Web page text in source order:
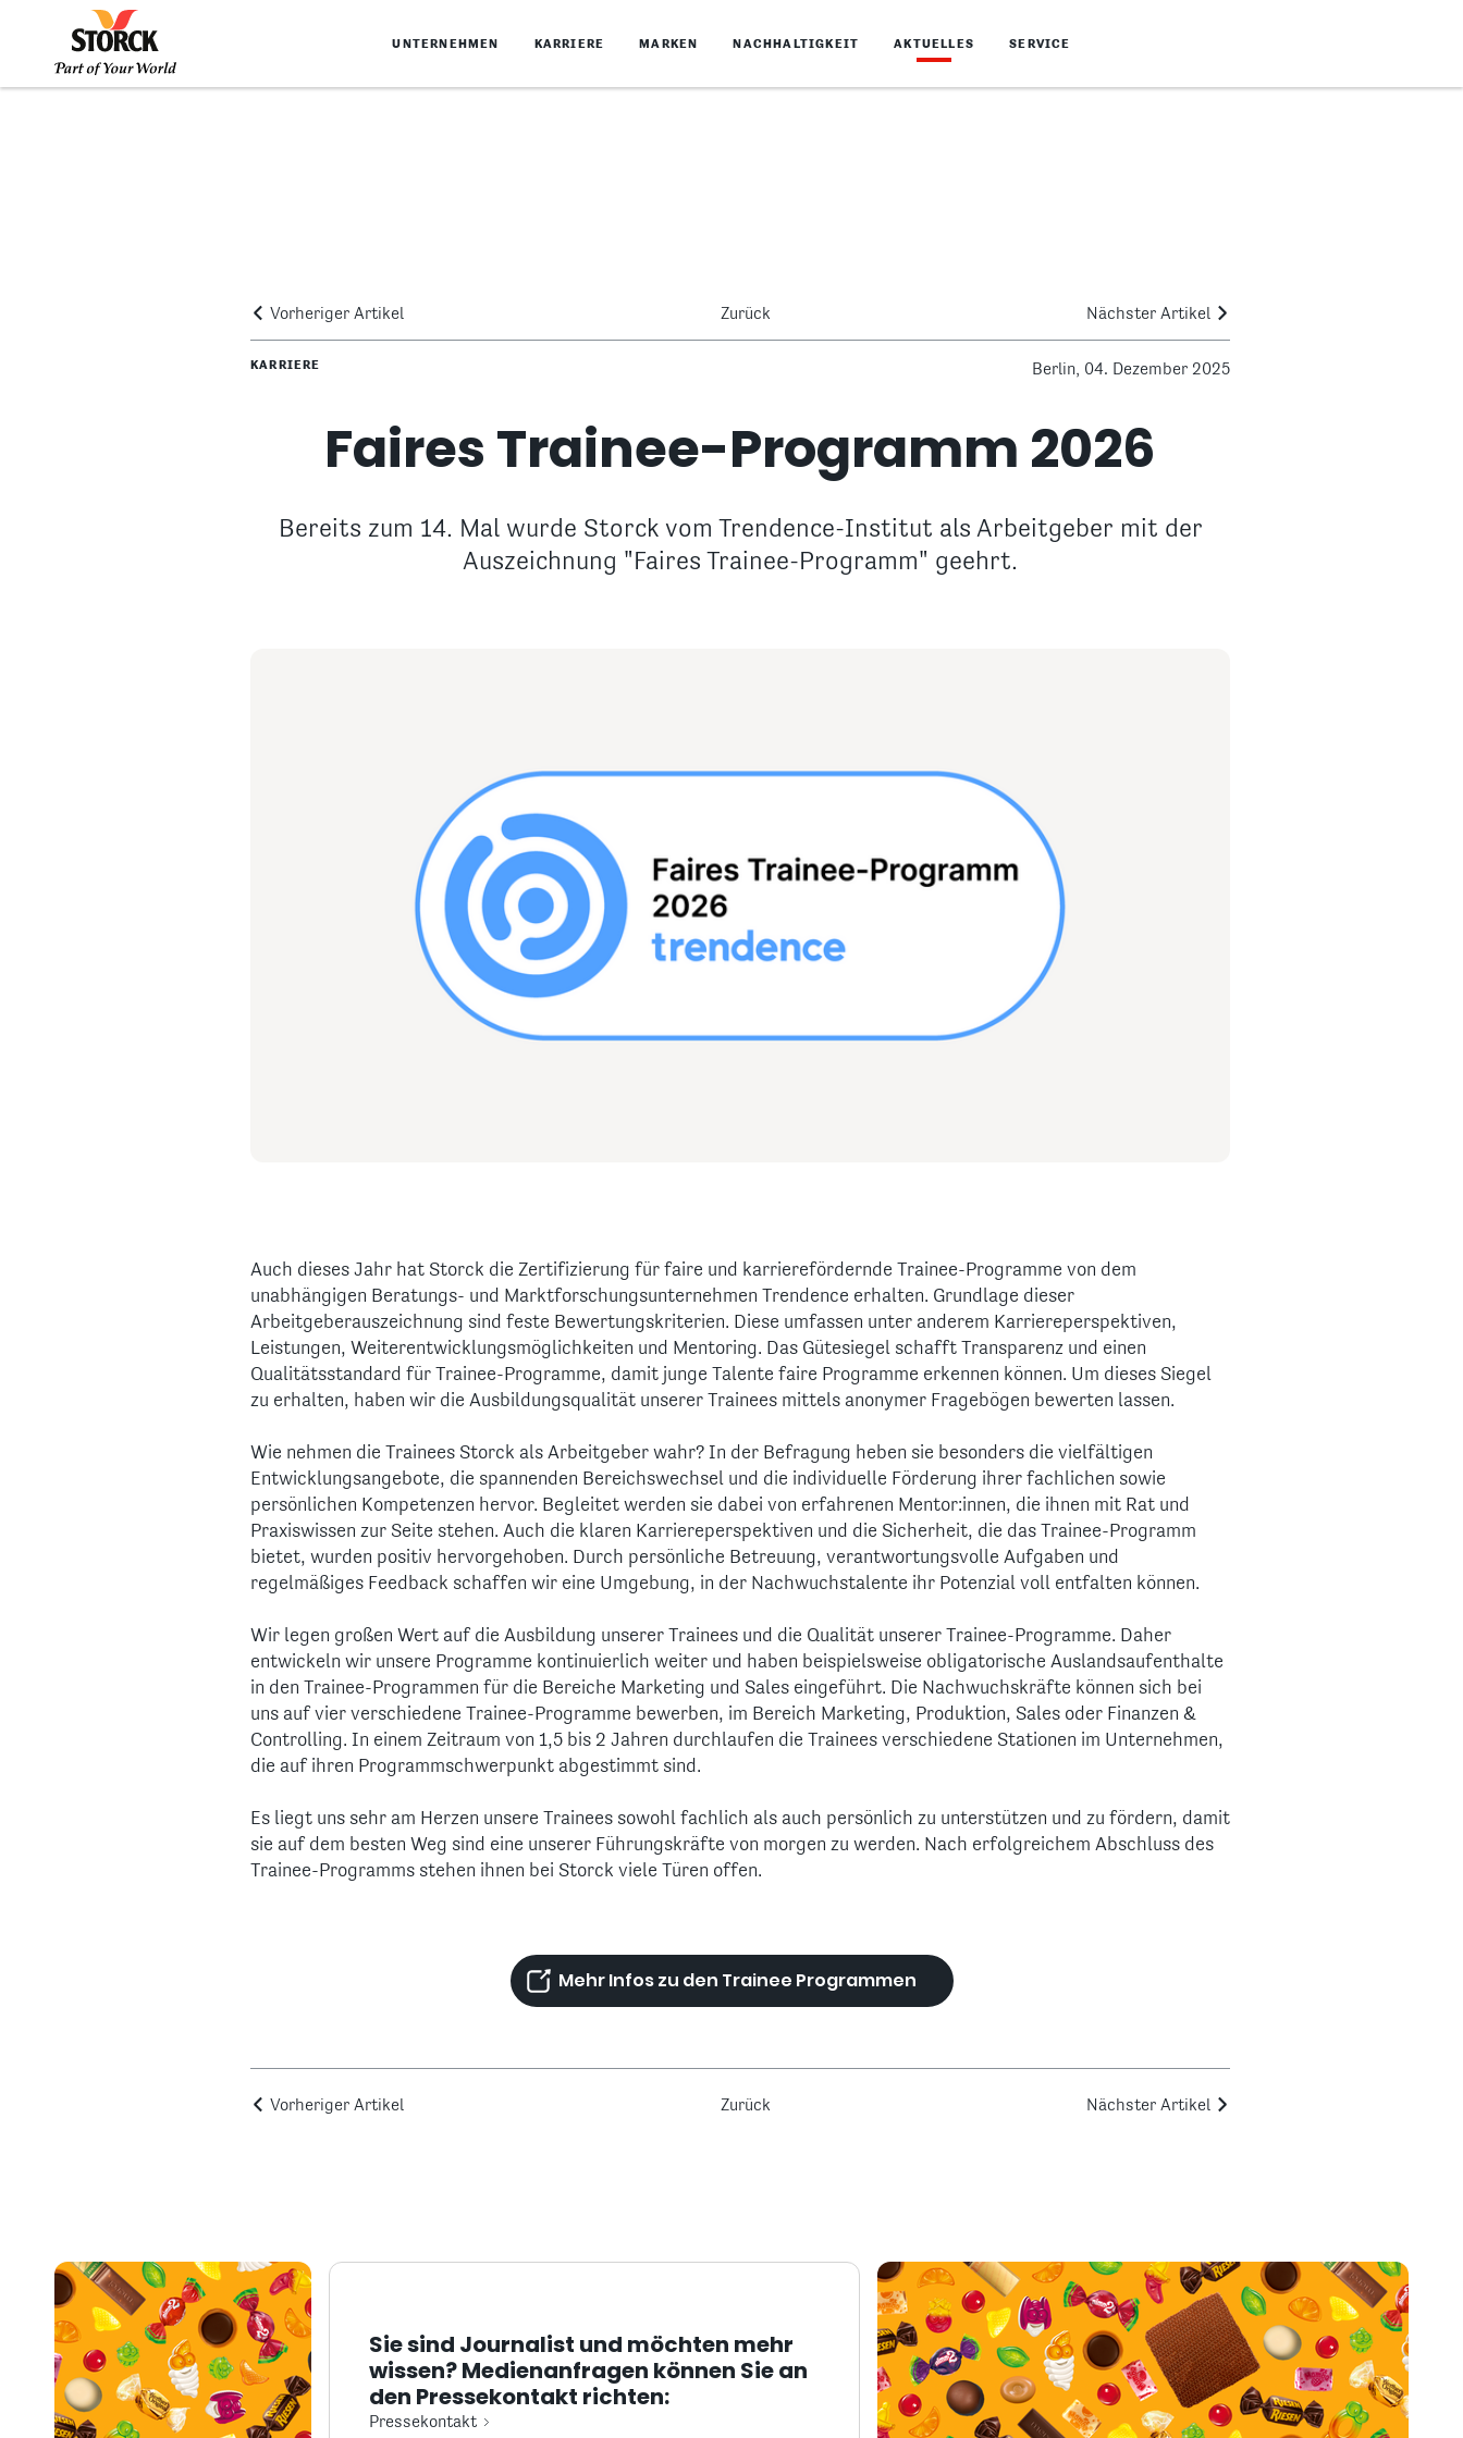
UNTERNEHMEN KARRIERE MARKEN NACHHALTIGKEIT AKTUELLES SERVICE
Vorheriger Artikel Zurück Nächster Artikel
KARRIERE Berlin, 04. Dezember 2025
Faires Trainee-Programm 2026
Bereits zum 14. Mal wurde Storck vom Trendence-Institut als Arbeitgeber mit der
Auszeichnung "Faires Trainee-Programm" geehrt.
Auch dieses Jahr hat Storck die Zertifizierung für faire und karrierefördernde Trainee-Programme von dem
unabhängigen Beratungs- und Marktforschungsunternehmen Trendence erhalten. Grundlage dieser
Arbeitgeberauszeichnung sind feste Bewertungskriterien. Diese umfassen unter anderem Karriereperspektiven,
Leistungen, Weiterentwicklungsmöglichkeiten und Mentoring. Das Gütesiegel schafft Transparenz und einen
Qualitätsstandard für Trainee-Programme, damit junge Talente faire Programme erkennen können. Um dieses Siegel
zu erhalten, haben wir die Ausbildungsqualität unserer Trainees mittels anonymer Fragebögen bewerten lassen.
Wie nehmen die Trainees Storck als Arbeitgeber wahr? In der Befragung heben sie besonders die vielfältigen
Entwicklungsangebote, die spannenden Bereichswechsel und die individuelle Förderung ihrer fachlichen sowie
persönlichen Kompetenzen hervor. Begleitet werden sie dabei von erfahrenen Mentor:innen, die ihnen mit Rat und
Praxiswissen zur Seite stehen. Auch die klaren Karriereperspektiven und die Sicherheit, die das Trainee-Programm
bietet, wurden positiv hervorgehoben. Durch persönliche Betreuung, verantwortungsvolle Aufgaben und
regelmäßiges Feedback schaffen wir eine Umgebung, in der Nachwuchstalente ihr Potenzial voll entfalten können.
Wir legen großen Wert auf die Ausbildung unserer Trainees und die Qualität unserer Trainee-Programme. Daher
entwickeln wir unsere Programme kontinuierlich weiter und haben beispielsweise obligatorische Auslandsaufenthalte
in den Trainee-Programmen für die Bereiche Marketing und Sales eingeführt. Die Nachwuchskräfte können sich bei
uns auf vier verschiedene Trainee-Programme bewerben, im Bereich Marketing, Produktion, Sales oder Finanzen &
Controlling. In einem Zeitraum von 1,5 bis 2 Jahren durchlaufen die Trainees verschiedene Stationen im Unternehmen,
die auf ihren Programmschwerpunkt abgestimmt sind.
Es liegt uns sehr am Herzen unsere Trainees sowohl fachlich als auch persönlich zu unterstützen und zu fördern, damit
sie auf dem besten Weg sind eine unserer Führungskräfte von morgen zu werden. Nach erfolgreichem Abschluss des
Trainee-Programms stehen ihnen bei Storck viele Türen offen.
Mehr Infos zu den Trainee Programmen
Vorheriger Artikel Zurück Nächster Artikel
Sie sind Journalist und möchten mehr
wissen? Medienanfragen können Sie an
den Pressekontakt richten:
Pressekontakt